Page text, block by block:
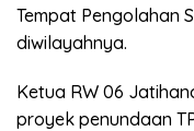
Tempat Pengolahan
diwilayahnya.
Ketua RW 06
proyek penundaan